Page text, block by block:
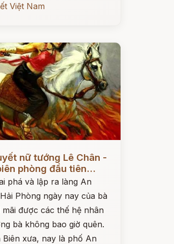
Việt Nam
nữ tướng Lê Chân -
phòng đầu tiên...
phá và lập ra làng An
Phòng ngày nay của bà
mãi được các thế hệ nhân
bà không bao giờ quên.
Biên xưa, nay là phố An